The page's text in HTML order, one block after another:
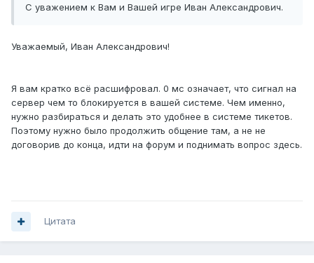
С уважением к Вам и Вашей игре Иван Александрович.
Уважаемый, Иван Александрович!
Я вам кратко всё расшифровал. 0 мс означает, что сигнал на
сервер чем то блокируется в вашей системе. Чем именно,
нужно разбираться и делать это удобнее в системе тикетов.
Поэтому нужно было продолжить общение там, а не не
договорив до конца, идти на форум и поднимать вопрос здесь.
Цитата